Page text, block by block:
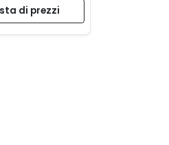
di prezzi